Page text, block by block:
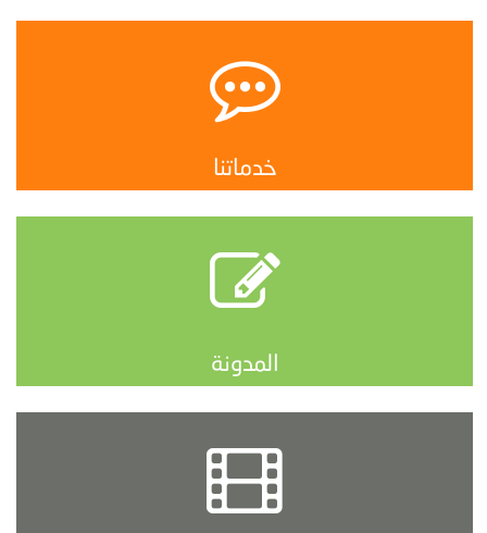
خدماتنا
المدونة